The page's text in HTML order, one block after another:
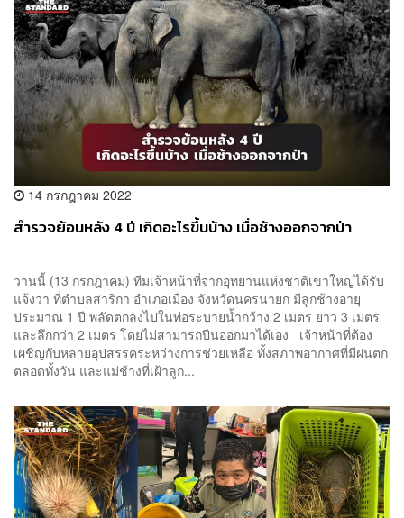
14 กรกฎาคม 2022
สำรวจย้อนหลัง 4 ปี เกิดอะไรขึ้นบ้าง เมื่อช้างออกจากป่า
วานนี้ (13 กรกฎาคม) ทีมเจ้าหน้าที่จากอุทยานแห่งชาติเขาใหญ่ได้รับ
แจ้งว่า ที่ตำบลสาริกา อำเภอเมือง จังหวัดนครนายก มีลูกช้างอายุ
ประมาณ 1 ปี พลัดตกลงไปในท่อระบายน้ำกว้าง 2 เมตร ยาว 3 เมตร
และลึกกว่า 2 เมตร โดยไม่สามารถปีนออกมาได้เอง เจ้าหน้าที่ต้อง
เผชิญกับหลายอุปสรรคระหว่างการช่วยเหลือ ทั้งสภาพอากาศที่มีฝนตก
ตลอดทั้งวัน และแม่ช้างที่เฝ้าลูก...